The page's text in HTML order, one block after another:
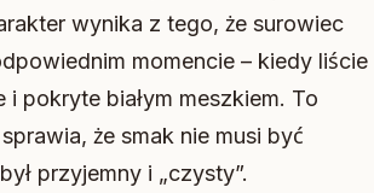
wynika z tego, że surowiec
momencie – kiedy liście
i pokryte białym meszkiem. To
że smak nie musi być
przyjemny i „czysty”.